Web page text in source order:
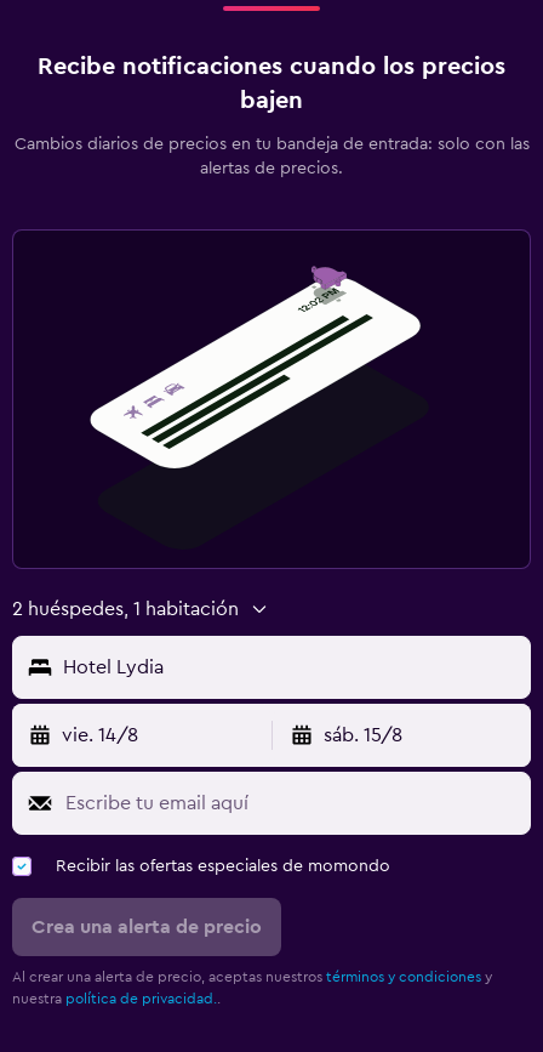
Recibe notificaciones cuando los precios
bajen
Cambios diarios de precios en tu bandeja de entrada: solo con las
alertas de precios.
2 huéspedes, 1 habitación
Hotel Lydia
vie. 14/8 sáb. 15/8
Recibir las ofertas especiales de momondo
Crea una alerta de precio
Al crear una alerta de precio, aceptas nuestros términos y condiciones y
nuestra política de privacidad.